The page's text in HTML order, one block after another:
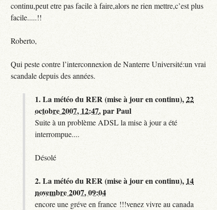
continu,peut etre pas facile à faire,alors ne rien mettre,c’est plus
facile.....!!
Roberto,
Qui peste contre l’interconnexion de Nanterre Université:un vrai
scandale depuis des années.
1.La météo du RER (mise à jour en continu),22
octobre 2007, 12:47,parPaul
Suite à un problème ADSL la mise à jour a été
interrompue....
Désolé
2.La météo du RER (mise à jour en continu), 14
novembre 2007, 09:04
encore une gréve en france !!!venez vivre au canada